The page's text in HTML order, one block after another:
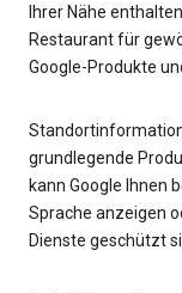
Ihrer Nähe
Restaurant für
Google-Produkte
grundlegende
kann Google Ihnen
Sprache anzeigen
Dienste geschützt